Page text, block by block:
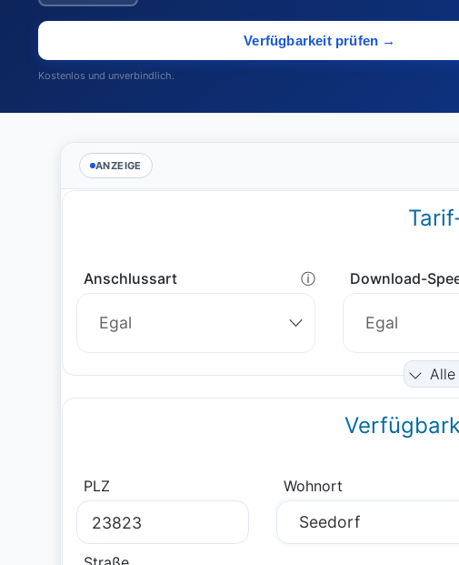
Verfügbarkeit prüfen →
Kostenlos und unverbindlich.
ANZEIGE